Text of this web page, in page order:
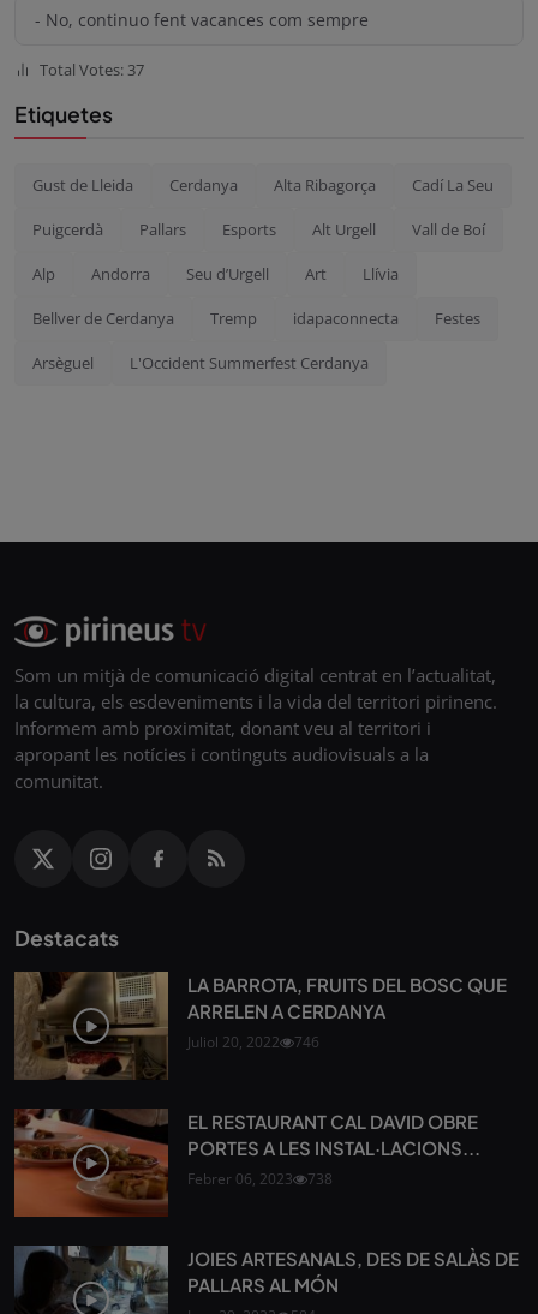
- No, continuo fent vacances com sempre
Total Votes: 37
Etiquetes
Gust de Lleida Cerdanya Alta Ribagorça Cadí La Seu
Puigcerdà Pallars Esports Alt Urgell Vall de Boí
Alp Andorra Seu d’Urgell Art Llívia
Bellver de Cerdanya Tremp idapaconnecta Festes
Arsèguel L'Occident Summerfest Cerdanya
Som un mitjà de comunicació digital centrat en l’actualitat,
la cultura, els esdeveniments i la vida del territori pirinenc.
Informem amb proximitat, donant veu al territori i
apropant les notícies i continguts audiovisuals a la
comunitat.
Destacats
LA BARROTA, FRUITS DEL BOSC QUE
ARRELEN A CERDANYA
Juliol 20, 2022 746
EL RESTAURANT CAL DAVID OBRE
PORTES A LES INSTAL·LACIONS...
Febrer 06, 2023 738
JOIES ARTESANALS, DES DE SALÀS DE
PALLARS AL MÓN